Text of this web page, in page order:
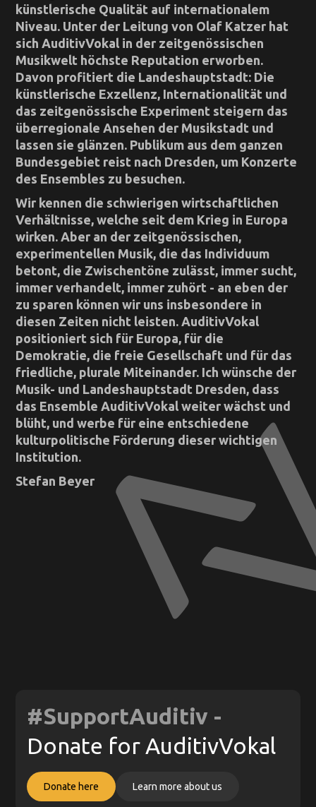
künstlerische Qualität auf internationalem
Niveau. Unter der Leitung von Olaf Katzer hat
sich AuditivVokal in der zeitgenössischen
Musikwelt höchste Reputation erworben.
Davon profitiert die Landeshauptstadt: Die
künstlerische Exzellenz, Internationalität und
das zeitgenössische Experiment steigern das
überregionale Ansehen der Musikstadt und
lassen sie glänzen. Publikum aus dem ganzen
Bundesgebiet reist nach Dresden, um Konzerte
des Ensembles zu besuchen.
Wir kennen die schwierigen wirtschaftlichen
Verhältnisse, welche seit dem Krieg in Europa
wirken. Aber an der zeitgenössischen,
experimentellen Musik, die das Individuum
betont, die Zwischentöne zulässt, immer sucht,
immer verhandelt, immer zuhört - an eben der
zu sparen können wir uns insbesondere in
diesen Zeiten nicht leisten. AuditivVokal
positioniert sich für Europa, für die
Demokratie, die freie Gesellschaft und für das
friedliche, plurale Miteinander. Ich wünsche der
Musik- und Landeshauptstadt Dresden, dass
das Ensemble AuditivVokal weiter wächst und
blüht, und werbe für eine entschiedene
kulturpolitische Förderung dieser wichtigen
Institution.
Stefan Beyer
#SupportAuditiv -
Donate for AuditivVokal
Donate here Learn more about us